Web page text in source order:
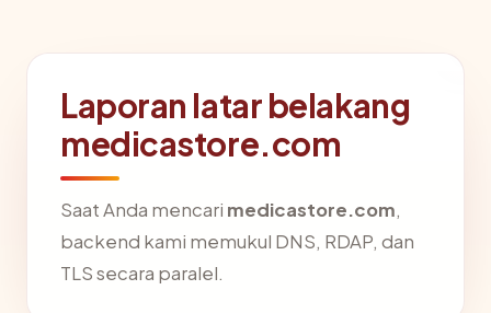
Laporan latar belakang
medicastore.com
Saat Anda mencari medicastore.com,
backend kami memukul DNS, RDAP, dan
TLS secara paralel.